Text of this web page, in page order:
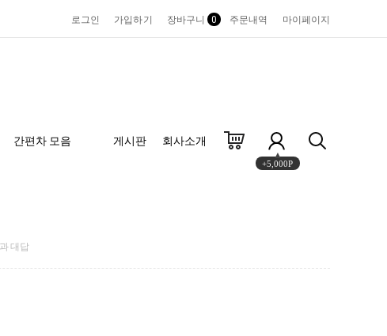
로그인 가입하기 장바구니 0 주문내역 마이페이지
간편차 모음 게시판 회사소개
+5,000P
대답